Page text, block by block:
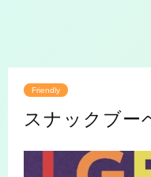
Friendly
スナックブー